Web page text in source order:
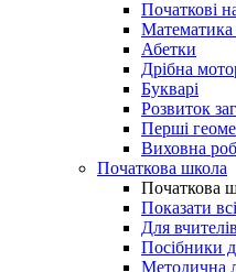
Початкові
Математика
Абетки
Дрібна
Букварі
Розвиток
Перші
Виховна
Початкова школа
Початкова
Показати всі
Для вчителів
Посібники
Методична